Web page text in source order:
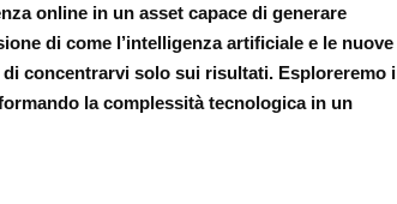
online in un asset capace di generare
di come l’intelligenza artificiale e le nuove
concentrarvi solo sui risultati. Esploreremo i
la complessità tecnologica in un